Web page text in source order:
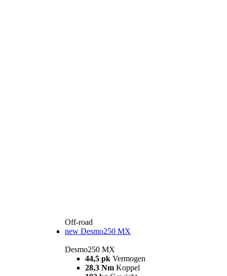
Off-road
new Desmo250 MX
Desmo250 MX
44,5 pk Vermogen
28,3 Nm Koppel